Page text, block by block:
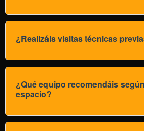
¿Realizáis visitas técnicas
¿Qué equipo recomendáis
espacio?